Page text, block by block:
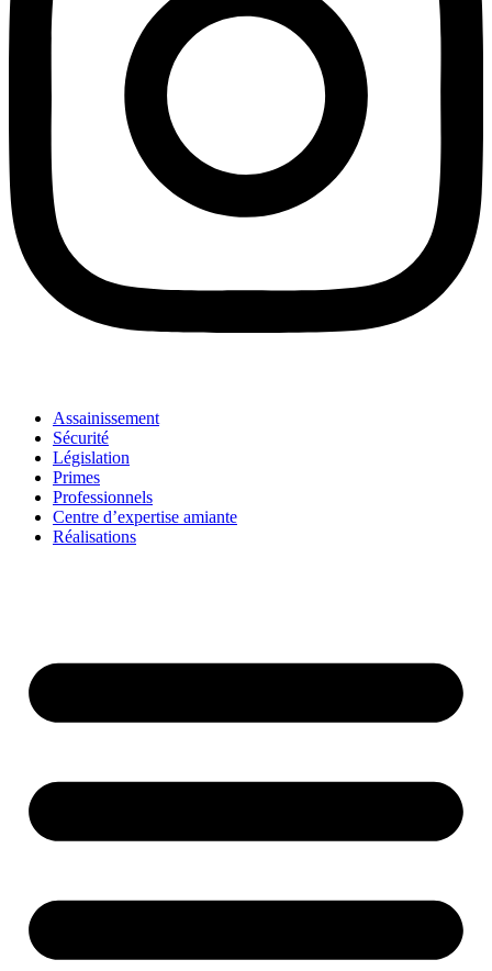
Assainissement
Sécurité
Législation
Primes
Professionnels
Centre d’expertise amiante
Réalisations